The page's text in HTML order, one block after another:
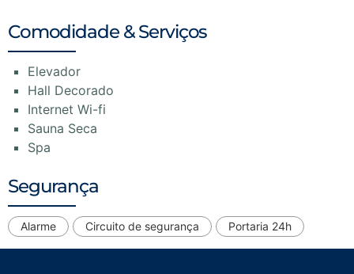
Comodidade & Serviços
Elevador
Hall Decorado
Internet Wi-fi
Sauna Seca
Spa
Segurança
Alarme Circuito de segurança Portaria 24h